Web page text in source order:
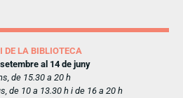
DE LA BIBLIOTECA
al 14 de juny
de 15.30 a 20 h
de 10 a 13.30 h i de 16 a 20 h